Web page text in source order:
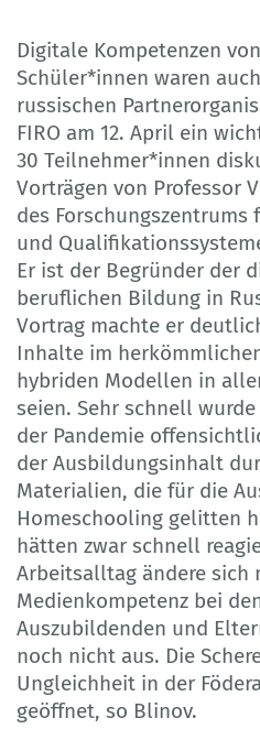
Digitale Kompetenzen
Schüler*innen waren
russischen
FIRO am 12. April ein
30 Teilnehmer*innen
Vorträgen von Professor
des
und
Er ist der Begründer der
beruflichen Bildung in
Vortrag machte er
Inhalte im
hybriden Modellen in
seien. Sehr schnell
der Pandemie
der Ausbildungsinhalt
Materialien, die für die
Homeschooling gelitten
hätten zwar schnell
Arbeitsalltag ändere sich
Medienkompetenz bei
Auszubildenden und
noch nicht aus. Die
Ungleichheit in der
geöffnet, so Blinov.